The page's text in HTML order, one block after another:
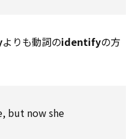
よりも動詞のidentifyの方
but now she